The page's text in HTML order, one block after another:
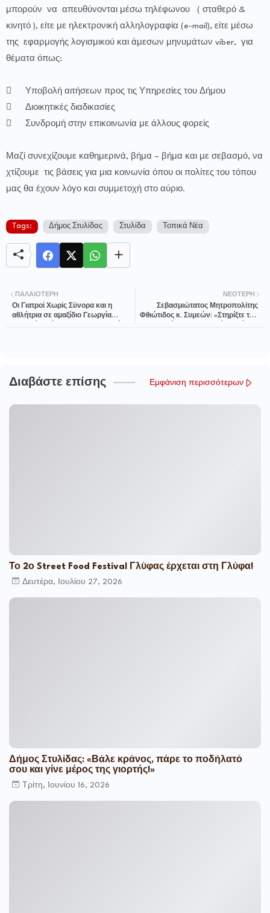
μπορούν να απευθύνονται μέσω τηλέφωνου ( σταθερό &
κινητό ), είτε με ηλεκτρονική αλληλογραφία (e-mail), είτε μέσω
της εφαρμογής λογισμικού και άμεσων μηνυμάτων viber, για
θέματα όπως:

Υποβολή αιτήσεων προς τις Υπηρεσίες του Δήμου

Διοικητικές διαδικασίες

Συνδρομή στην επικοινωνία με άλλους φορείς
Μαζί συνεχίζουμε καθημερινά, βήμα – βήμα και με σεβασμό, να
χτίζουμε τις βάσεις για μια κοινωνία όπου οι πολίτες του τόπου
μας θα έχουν λόγο και συμμετοχή στο αύριο.
Tags: Δήμος Στυλίδας Στυλίδα Τοπικά Νέα
ΝΕΌΤΕΡΗ
Σεβασμιώτατος Μητροπολίτης
Φθιώτιδος κ. Συμεών: «Στηρίξτε την
ΠΑΛΑΙΌΤΕΡΗ
Οι Γιατροί Χωρίς Σύνορα και η
αθλήτρια σε αμαξίδιο Γεωργία
Διαβάστε επίσης Εμφάνιση περισσότερων
Το 2ο Street Food Festival Γλύφας έρχεται στη Γλύφα!
Δευτέρα, Ιουλίου 27, 2026
Δήμος Στυλίδας: «Βάλε κράνος, πάρε το ποδήλατό
σου και γίνε μέρος της γιορτής!»
Τρίτη, Ιουνίου 16, 2026